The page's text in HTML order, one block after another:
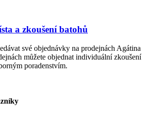
a zkoušení batohů
své objednávky na prodejnách Agátina
můžete objednat individuální zkoušení
poradenstvím.